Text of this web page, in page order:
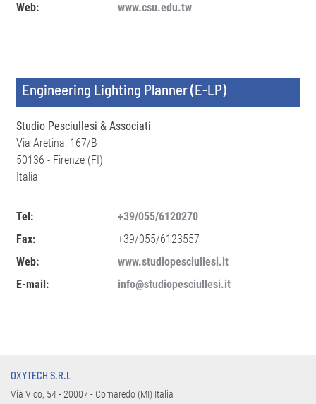
Web:
www.csu.edu.tw
Engineering Lighting Planner (E-LP)
Studio Pesciullesi & Associati
Via Aretina, 167/B
50136 - Firenze (FI)
Italia
Tel:
+39/055/6120270
Fax:
+39/055/6123557
Web:
www.studiopesciullesi.it
E-mail:
info@studiopesciullesi.it
OXYTECH S.R.L
Via Vico, 54 - 20007 - Cornaredo (MI) Italia